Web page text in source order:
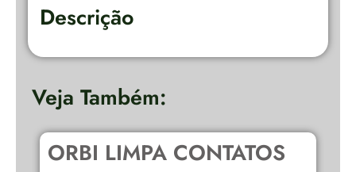
Descrição
Veja Também:
ORBI LIMPA CONTATOS